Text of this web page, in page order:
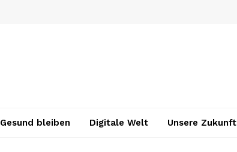
Gesund bleiben Digitale Welt Unsere Zukunft